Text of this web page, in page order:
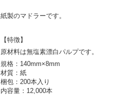
紙製のマドラーです。
【特徴】
原材料は無塩素漂白パルプです。
規格：140mm×8mm
材質：紙
梱包：200本入り
内容量：12,000本